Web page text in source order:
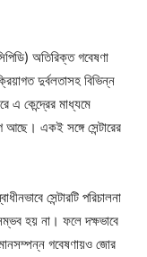
অতিরিক্ত গবেষণা
দুর্বলতাসহ বিভিন্ন
এ কেন্দ্রের মাধ্যমে
আছে। একই সঙ্গে সেন্টারের
সেন্টারটি পরিচালনা
হয় না। ফলে দক্ষভাবে
গবেষণায়ও জোর